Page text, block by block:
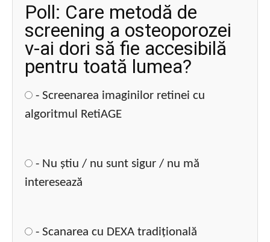
Poll: Care metodă de
screening a osteoporozei
v-ai dori să fie accesibilă
pentru toată lumea?
- Screenarea imaginilor retinei cu
algoritmul RetiAGE
- Nu știu / nu sunt sigur / nu mă
interesează
- Scanarea cu DEXA tradițională